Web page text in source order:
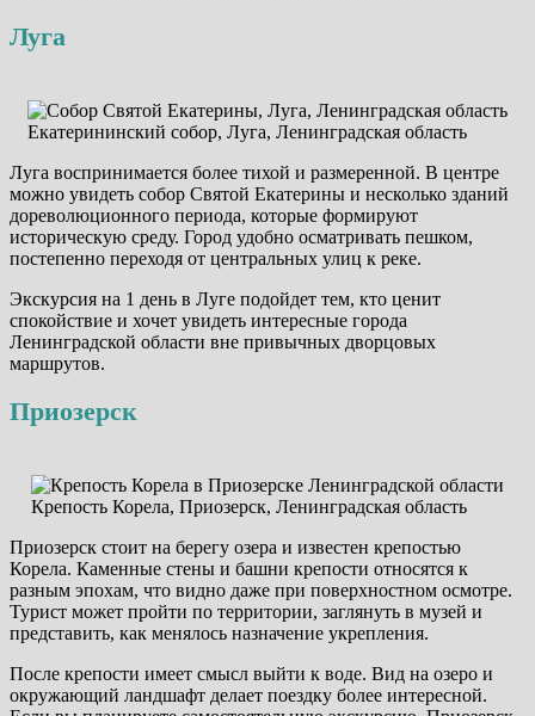
Луга
Екатерининский собор, Луга, Ленинградская область
Луга воспринимается более тихой и размеренной. В центре
можно увидеть собор Святой Екатерины и несколько зданий
дореволюционного периода, которые формируют
историческую среду. Город удобно осматривать пешком,
постепенно переходя от центральных улиц к реке.
Экскурсия на 1 день в Луге подойдет тем, кто ценит
спокойствие и хочет увидеть интересные города
Ленинградской области вне привычных дворцовых
маршрутов.
Приозерск
Крепость Корела, Приозерск, Ленинградская область
Приозерск стоит на берегу озера и известен крепостью
Корела. Каменные стены и башни крепости относятся к
разным эпохам, что видно даже при поверхностном осмотре.
Турист может пройти по территории, заглянуть в музей и
представить, как менялось назначение укрепления.
После крепости имеет смысл выйти к воде. Вид на озеро и
окружающий ландшафт делает поездку более интересной.